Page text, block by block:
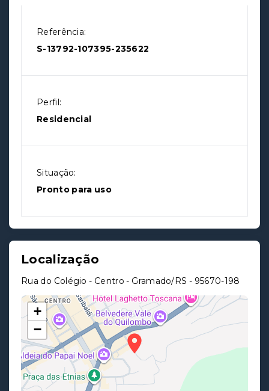
Referência:
S-13792-107395-235622
Perfil:
Residencial
Situação:
Pronto para uso
Localização
Rua do Colégio - Centro - Gramado/RS - 95670-198
+
−